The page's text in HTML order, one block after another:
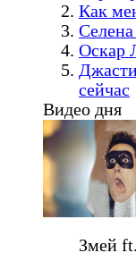
Как
Оскар
сейчас
Видео дня
Змей